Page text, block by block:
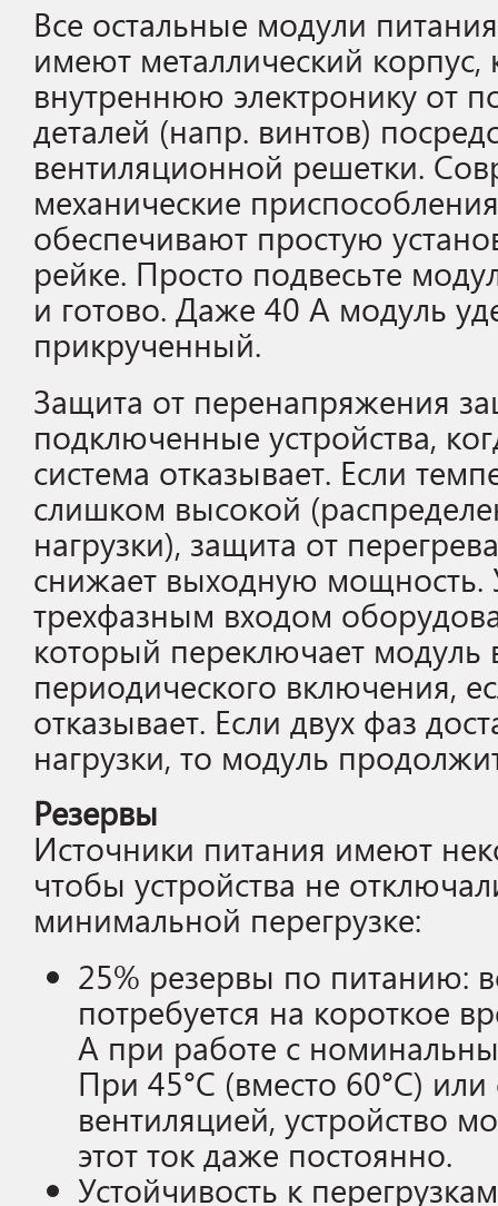
Все остальные модули
имеют металлический
внутреннюю электронику от
деталей (напр. винтов)
вентиляционной решетки.
механические
обеспечивают простую
рейке. Просто подвесьте
и готово. Даже 40 A модуль
прикрученный.
Защита от перенапряжения
подключенные устройства,
система отказывает. Если
слишком высокой
нагрузки), защита от
снижает выходную мощность.
трехфазным входом
который переключает
периодического включения,
отказывает. Если двух фаз
нагрузки, то модуль
Резервы
Источники питания имеют
чтобы устройства не
минимальной перегрузке:
25% резервы по питанию:
потребуется на короткое
A при работе с
При 45°C (вместо 60°C)
вентиляцией, устройство
этот ток даже постоянно.
Устойчивость к